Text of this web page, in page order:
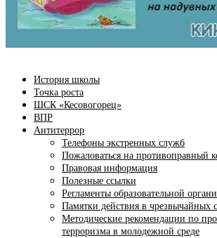
История школы
Точка роста
ШСК «Кесовогорец»
ВПР
Антитеррор
Телефоны экстренных служб
Пожаловаться на противоправный
Правовая информация
Полезные ссылки
Регламенты образовательной
Памятки действия в чрезвычайных
Методические рекомендации по
терроризма в молодежной среде